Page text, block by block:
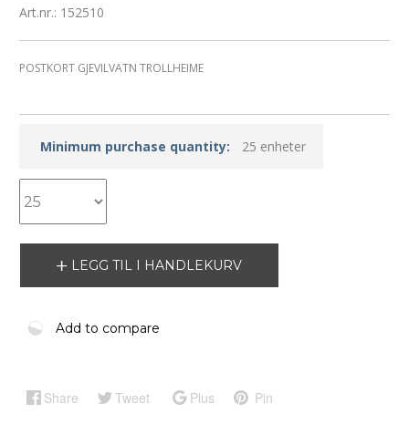
Art.nr.: 152510
POSTKORT GJEVILVATN TROLLHEIME
Minimum purchase quantity: 25 enheter
LEGG TIL I HANDLEKURV
Add to compare
Share Tweet Plus Pin